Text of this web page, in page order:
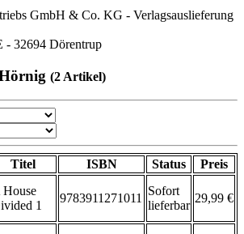
GmbH & Co. KG - Verlagsauslieferung
- 32694 Dörentrup
(2 Artikel)
Titel ISBN Status
Preis
House
1
9783911271011
Sofort
lieferbar
29,99 €